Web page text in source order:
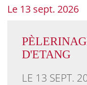
Le 13 sept. 2026
D'ETANG
LE 13 SEPT.